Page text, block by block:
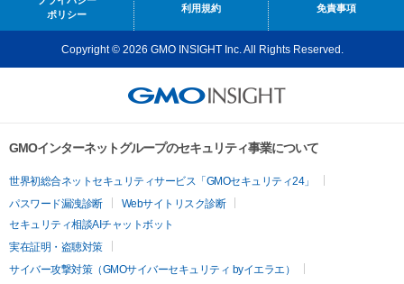
ポリシー
利用規約 免責事項
Copyright © 2026 GMO INSIGHT Inc. All Rights Reserved.
GMOインターネットグループのセキュリティ事業について
世界初総合ネットセキュリティサービス「GMOセキュリティ24」
パスワード漏洩診断
Webサイトリスク診断
セキュリティ相談AIチャットボット
実在証明・盗聴対策
サイバー攻撃対策（GMOサイバーセキュリティ byイエラエ）